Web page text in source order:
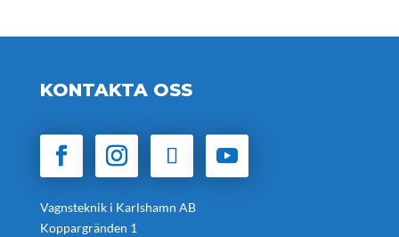
KONTAKTA OSS
Vagnsteknik i Karlshamn AB
Koppargränden 1